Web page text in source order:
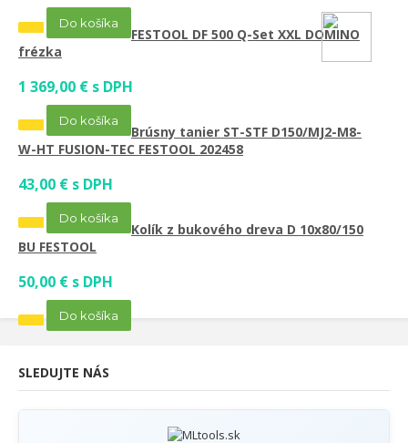
Do košíka
FESTOOL DF 500 Q-Set XXL DOMINO
frézka
1 369,00 € s DPH
Do košíka
Brúsny tanier ST-STF D150/MJ2-M8-
W-HT FUSION-TEC FESTOOL 202458
43,00 € s DPH
Do košíka
Kolík z bukového dreva D 10x80/150
BU FESTOOL
50,00 € s DPH
Do košíka
SLEDUJTE NÁS